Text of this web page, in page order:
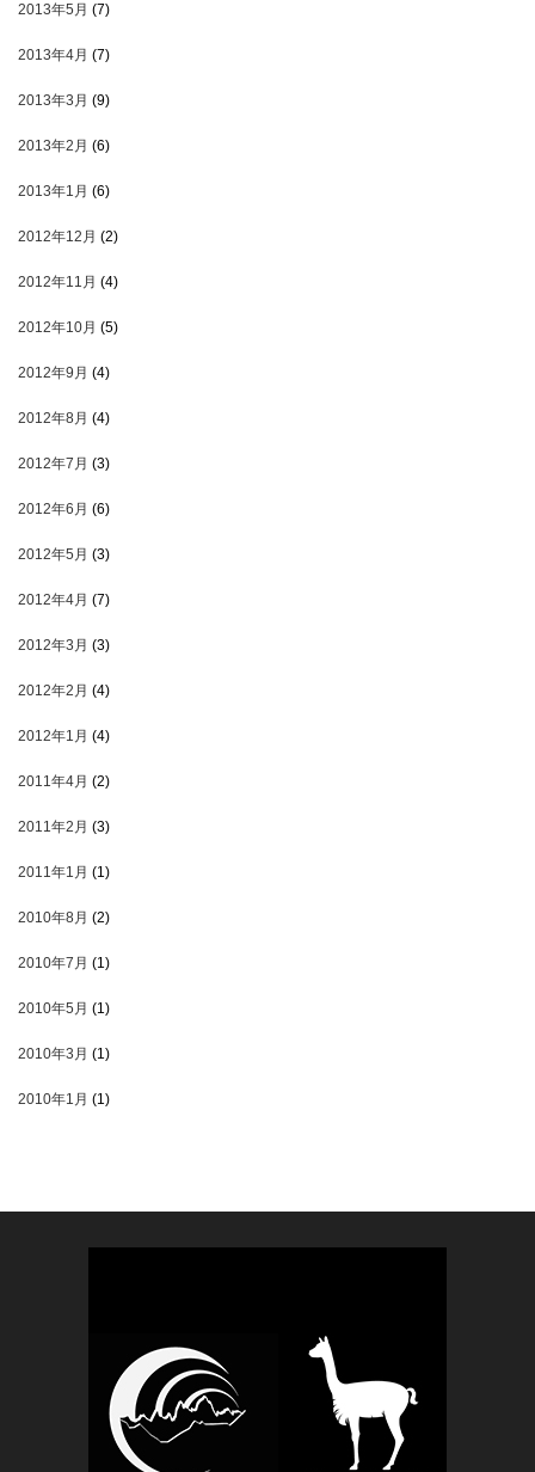
2013年5月 (7)
2013年4月 (7)
2013年3月 (9)
2013年2月 (6)
2013年1月 (6)
2012年12月 (2)
2012年11月 (4)
2012年10月 (5)
2012年9月 (4)
2012年8月 (4)
2012年7月 (3)
2012年6月 (6)
2012年5月 (3)
2012年4月 (7)
2012年3月 (3)
2012年2月 (4)
2012年1月 (4)
2011年4月 (2)
2011年2月 (3)
2011年1月 (1)
2010年8月 (2)
2010年7月 (1)
2010年5月 (1)
2010年3月 (1)
2010年1月 (1)